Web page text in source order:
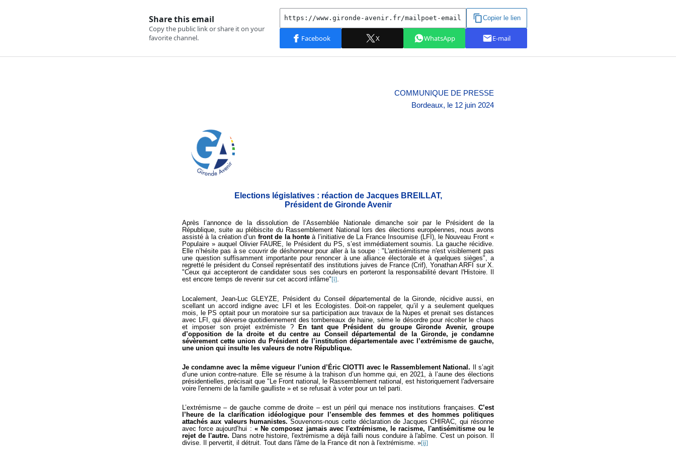
COMMUNIQUE DE PRESSE
Bordeaux, le 12 juin 2024
Elections législatives : réaction de Jacques BREILLAT,
Président de Gironde Avenir
Après l’annonce de la dissolution de l’Assemblée Nationale dimanche soir par le Président de la
République, suite au plébiscite du Rassemblement National lors des élections européennes, nous avons
assisté à la création d’un front de la honteà l’initiative de La France Insoumise (LFI), le Nouveau Front «
Populaire » auquel Olivier FAURE, le Président du PS, s’est immédiatement soumis. La gauche récidive.
Elle n’hésite pas à se couvrir de déshonneur pour aller à la soupe : "L'antisémitisme n'est visiblement pas
une question suffisamment importante pour renoncer à une alliance électorale et à quelques sièges", a
regretté le président du Conseil représentatif des institutions juives de France (Crif), Yonathan ARFI sur X.
"Ceux qui accepteront de candidater sous ses couleurs en porteront la responsabilité devant l'Histoire. Il
est encore temps de revenir sur cet accord infâme" [i] .
Localement, Jean-Luc GLEYZE, Président du Conseil départemental de la Gironde, récidive aussi, en
scellant un accord indigne avec LFI et les Ecologistes. Doit-on rappeler, qu’il y a seulement quelques
mois, le PS optait pour un moratoire sur sa participation aux travaux de la Nupes et prenait ses distances
avec LFI, qui déverse quotidiennement des tombereaux de haine, sème le désordre pour récolter le chaos
et imposer son projet extrémiste ?
En tant que Président du groupe Gironde Avenir, groupe
d’opposition de la droite et du centre au Conseil départemental de la Gironde, je condamne
sévèrement cette union du Président de l’institution départementale avec l’extrémisme de gauche,
une union qui insulte les valeurs de notre République.
Je condamne avec la même vigueur l’union d’Éric CIOTTI avec le Rassemblement National. Il s’agit
d’une union contre-nature. Elle se résume à la trahison d’un homme qui, en 2021, à l’aune des élections
présidentielles, précisait que "Le Front national, le Rassemblement national, est historiquement l'adversaire
voire l'ennemi de la famille gaulliste » et se refusait à voter pour un tel parti.
L’extrémisme – de gauche comme de droite – est un péril qui menace nos institutions françaises. C’est
l’heure de la clarification idéologique pour l’ensemble des femmes et des hommes politiques
attachés aux valeurs humanistes.Souvenons-nous cette déclaration de Jacques CHIRAC, qui résonne
avec force aujourd’hui : « Ne composez jamais avec l'extrémisme, le racisme, l'antisémitisme ou le
rejet de l'autre. Dans notre histoire, l'extrémisme a déjà failli nous conduire à l'abîme. C'est un poison. Il
divise. Il pervertit, il détruit. Tout dans l'âme de la France dit non à l'extrémisme. »[ii]